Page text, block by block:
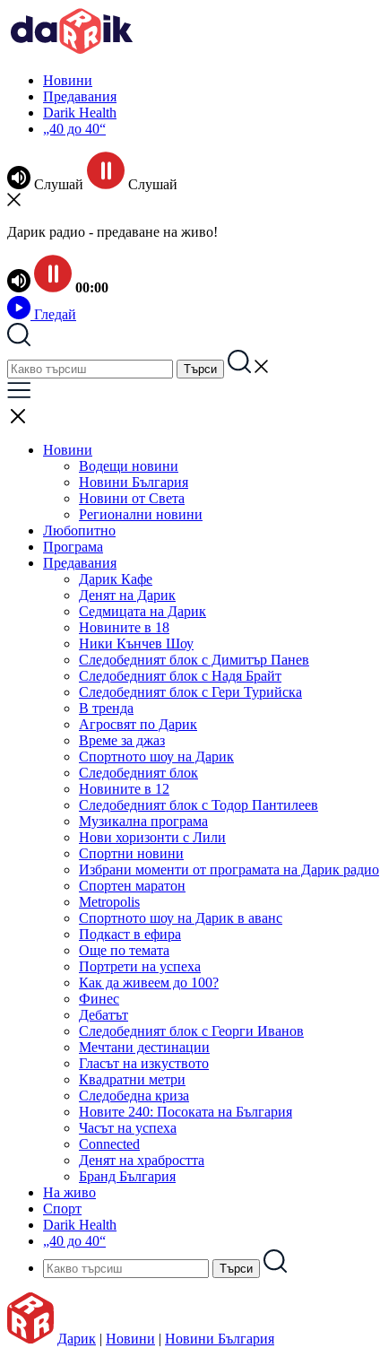
Новини
Предавания
Darik Health
„40 до 40“
Слушай Слушай
Дарик радио - предаване на живо!
00:00
Гледай
Новини
Водещи новини
Новини България
Новини от Света
Регионални новини
Любопитно
Програма
Предавания
Дарик Кафе
Денят на Дарик
Седмицата на Дарик
Новините в 18
Ники Кънчев Шоу
Следобедният блок с Димитър Панев
Следобедният блок с Надя Брайт
Следобедният блок с Гери Турийска
В тренда
Агросвят по Дарик
Време за джаз
Спортното шоу на Дарик
Следобедният блок
Новините в 12
Следобедният блок с Тодор Пантилеев
Музикална програма
Нови хоризонти с Лили
Спортни новини
Избрани моменти от програмата на Дарик радио
Спортен маратон
Metropolis
Спортното шоу на Дарик в аванс
Подкаст в ефира
Още по темата
Портрети на успеха
Как да живеем до 100?
Финес
Дебатът
Следобедният блок с Георги Иванов
Мечтани дестинации
Гласът на изкуството
Квадратни метри
Следобедна криза
Новите 240: Посоката на България
Часът на успеха
Connected
Денят на храбростта
Бранд България
На живо
Спорт
Darik Health
„40 до 40“
Дарик | Новини | Новини България